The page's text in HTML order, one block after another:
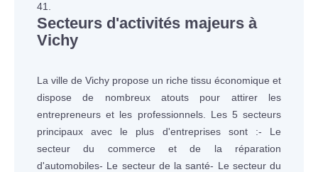
41.
Secteurs d'activités majeurs à
Vichy
La ville de Vichy propose un riche tissu économique et
dispose de nombreux atouts pour attirer les
entrepreneurs et les professionnels. Les 5 secteurs
principaux avec le plus d'entreprises sont :- Le
secteur du commerce et de la réparation
d'automobiles- Le secteur de la santé- Le secteur du